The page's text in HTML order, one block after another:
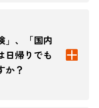
」、「国内
日帰りでも
か？